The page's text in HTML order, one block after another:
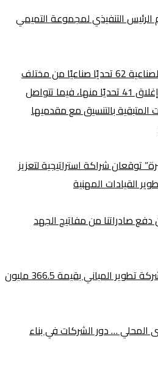
التنفيذي لمجموعة التميمي
رصدت #اللجنةالوطنيةالصناعية 62 تحديًا صناعيًا من مختلف
مناطق المملكة، وتم إغلاق 41 تحديًا منها، فيما تتواصل
المتبقية بالتنسيق مع مقدميها
توقعان شراكة استراتيجية لتعزيز
القيادات المهنية
دفع صادراتنا من مفاتيح الجهد
شلفا توقع عقداً مع شركة تطوير المباني بقيمة 366.5 مليون
المحلي … دور الشركات في بناء